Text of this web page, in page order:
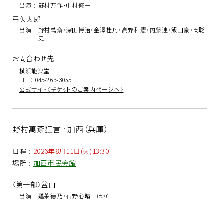
出演 : 野村万作・中村修一
弓矢太郎
出演 : 野村萬斎・深田博治・金澤桂舟・高野和憲・内藤連・飯田豪・岡聡
史
お問合わせ先
横浜能楽堂
TEL： 045-263-3055
公式サイト〈チケットのご案内ページへ〉
野村萬斎狂言in加西（兵庫）
日程 : 2026年8月11日(火)13:30
場所 : 加西市民会館
〈第一部〉盆山
出演 : 蓬莱徳乃・石野心晴 ほか